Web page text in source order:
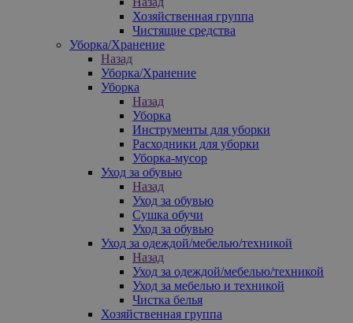
Хозяйственная группа
Чистящие средства
Уборка/Хранение
Назад
Уборка/Хранение
Уборка
Назад
Уборка
Инструменты для уборки
Расходники для уборки
Уборка-мусор
Уход за обувью
Назад
Уход за обувью
Сушка обучи
Уход за обувью
Уход за одеждой/мебелью/техникой
Назад
Уход за одеждой/мебелью/техникой
Уход за мебелью и техникой
Чистка белья
Хозяйственная группа